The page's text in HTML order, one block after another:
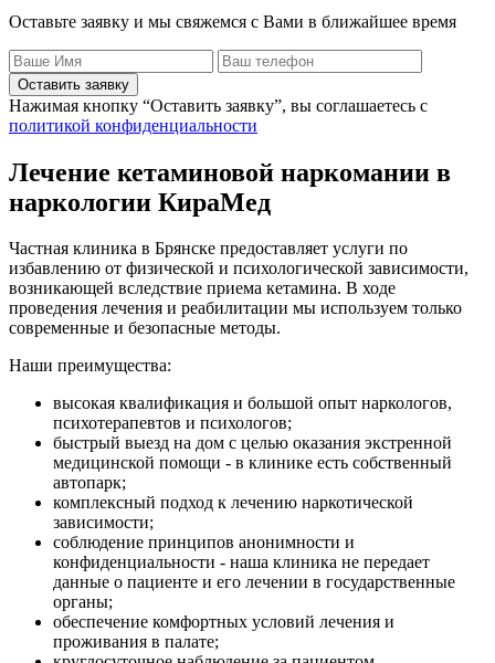
Оставьте заявку и мы свяжемся с Вами в ближайшее время
Оставить заявку
Нажимая кнопку “Оставить заявку”, вы соглашаетесь с
политикой конфиденциальности
Лечение кетаминовой наркомании в
наркологии КираМед
Частная клиника в Брянске предоставляет услуги по
избавлению от физической и психологической зависимости,
возникающей вследствие приема кетамина. В ходе
проведения лечения и реабилитации мы используем только
современные и безопасные методы.
Наши преимущества:
высокая квалификация и большой опыт наркологов,
психотерапевтов и психологов;
быстрый выезд на дом с целью оказания экстренной
медицинской помощи - в клинике есть собственный
автопарк;
комплексный подход к лечению наркотической
зависимости;
соблюдение принципов анонимности и
конфиденциальности - наша клиника не передает
данные о пациенте и его лечении в государственные
органы;
обеспечение комфортных условий лечения и
проживания в палате;